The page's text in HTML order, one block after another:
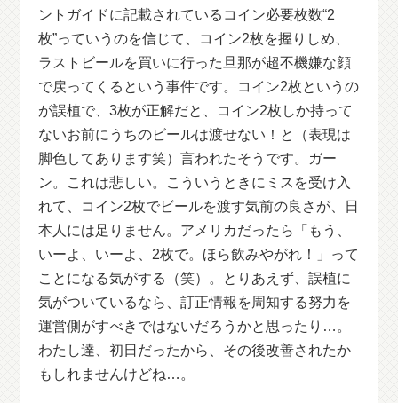
ントガイドに記載されているコイン必要枚数“2
枚”っていうのを信じて、コイン2枚を握りしめ、
ラストビールを買いに行った旦那が超不機嫌な顔
で戻ってくるという事件です。コイン2枚というの
が誤植で、3枚が正解だと、コイン2枚しか持って
ないお前にうちのビールは渡せない！と（表現は
脚色してあります笑）言われたそうです。ガー
ン。これは悲しい。こういうときにミスを受け入
れて、コイン2枚でビールを渡す気前の良さが、日
本人には足りません。アメリカだったら「もう、
いーよ、いーよ、2枚で。ほら飲みやがれ！」って
ことになる気がする（笑）。とりあえず、誤植に
気がついているなら、訂正情報を周知する努力を
運営側がすべきではないだろうかと思ったり…。
わたし達、初日だったから、その後改善されたか
もしれませんけどね…。